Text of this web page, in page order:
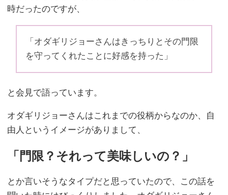
時だったのですが、
「オダギリジョーさんはきっちりとその門限
を守ってくれたことに好感を持った」
と会見で語っています。
オダギリジョーさんはこれまでの役柄からなのか、自
由人というイメージがありまして、
「門限？それって美味しいの？」
とか言いそうなタイプだと思っていたので、この話を